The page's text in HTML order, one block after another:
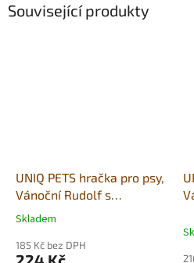
Související produkty
UNIQ PETS hračka pro psy,
Vánoční Rudolf s
provazovými nohami a
Průměrné
produktu
Skladem
185 Kč bez DPH